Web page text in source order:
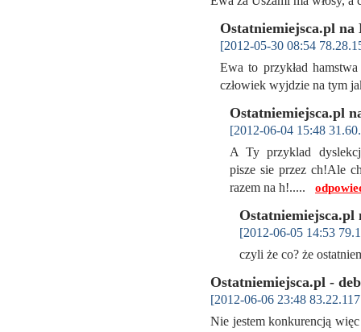
Ostatniemiejsca.pl na
[2012-05-30 08:54
Ewa to przykład
człowiek wyjdzie na tym
Ostatniemiejsca.pl
[2012-06-04 15:48
A Ty przyklad
pisze sie przez ch!Ale
razem na h!.....
Ostatniemiejsca.pl
[2012-06-05 14:53
czyli że co? że
Ostatniemiejsca.pl -
[2012-06-06 23:48
Nie jestem konkurencją